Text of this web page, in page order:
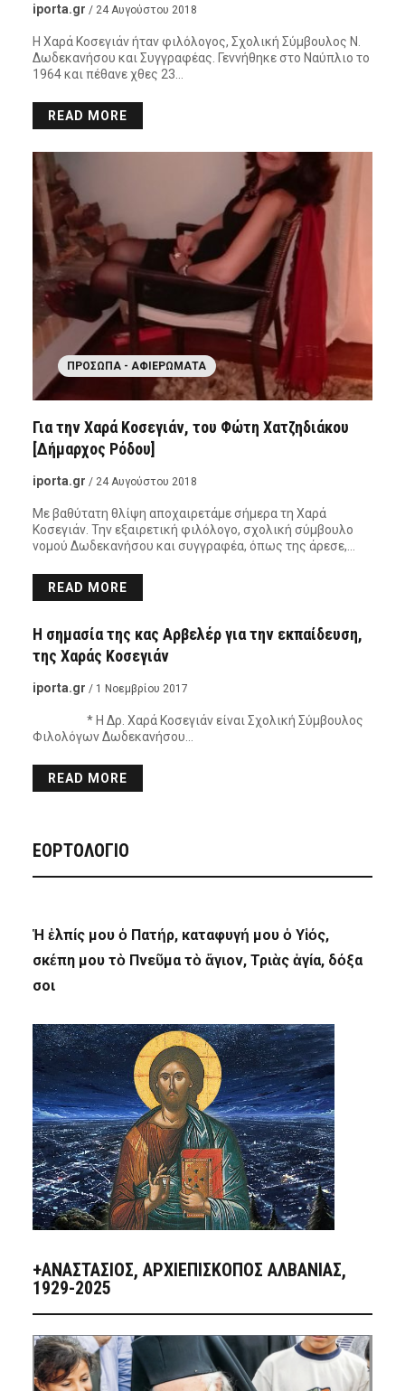
iporta.gr / 24 Αυγούστου 2018
Η Χαρά Κοσεγιάν ήταν φιλόλογος, Σχολική Σύμβουλος Ν.
Δωδεκανήσου και Συγγραφέας. Γεννήθηκε στο Ναύπλιο το
1964 και πέθανε χθες 23…
READ MORE
ΠΡΌΣΩΠΑ - ΑΦΙΕΡΏΜΑΤΑ
Για την Χαρά Κοσεγιάν, του Φώτη Χατζηδιάκου
[Δήμαρχος Ρόδου]
iporta.gr / 24 Αυγούστου 2018
Με βαθύτατη θλίψη αποχαιρετάμε σήμερα τη Χαρά
Κοσεγιάν. Την εξαιρετική φιλόλογο, σχολική σύμβουλο
νομού Δωδεκανήσου και συγγραφέα, όπως της άρεσε,…
READ MORE
ΠΡΌΣΩΠΑ - ΑΦΙΕΡΏΜΑΤΑ
Η σημασία της κας Αρβελέρ για την εκπαίδευση,
της Χαράς Κοσεγιάν
iporta.gr / 1 Νοεμβρίου 2017
* Η Δρ. Χαρά Κοσεγιάν είναι Σχολική Σύμβουλος
Φιλολόγων Δωδεκανήσου…
READ MORE
ΕΟΡΤΟΛΟΓΙΟ
Ἡ ἐλπίς μου ὁ Πατήρ, καταφυγή μου ὁ Υἱός,
σκέπη μου τὸ Πνεῦμα τὸ ἅγιον, Τριὰς ἁγία, δόξα
σοι
+ΑΝΑΣΤΆΣΙΟΣ, ΑΡΧΙΕΠΊΣΚΟΠΟΣ ΑΛΒΑΝΊΑΣ,
1929-2025